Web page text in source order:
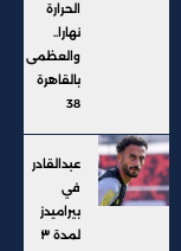
الحرارة
نهارا..
والعظمى
بالقاهرة
38
عبدالقادر
في
بيراميدز
لمدة ٣